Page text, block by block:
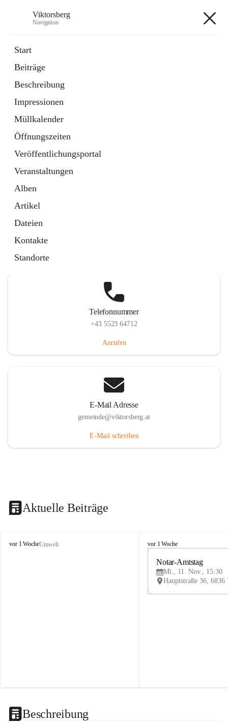
Viktorsberg
Navigation
Start
Beiträge
Beschreibung
Impressionen
Müllkalender
Öffnungszeiten
Veröffentlichungsportal
Veranstaltungen
Alben
Artikel
Dateien
Kontakte
Standorte
1 Schnellzugriff
Bürgerservice
10 Schnellzugriffe
Telefonnummer
+43 5523 64712
Anrufen
E-Mail Adresse
gemeinde@viktorsberg.at
E-Mail schreiben
Aktuelle Beiträge
V
vor 1 WocheUmwelt
V
vor 1 Woche
Notar-Amtstag
Mi., 11. Nov., 15:30
Beschreibung